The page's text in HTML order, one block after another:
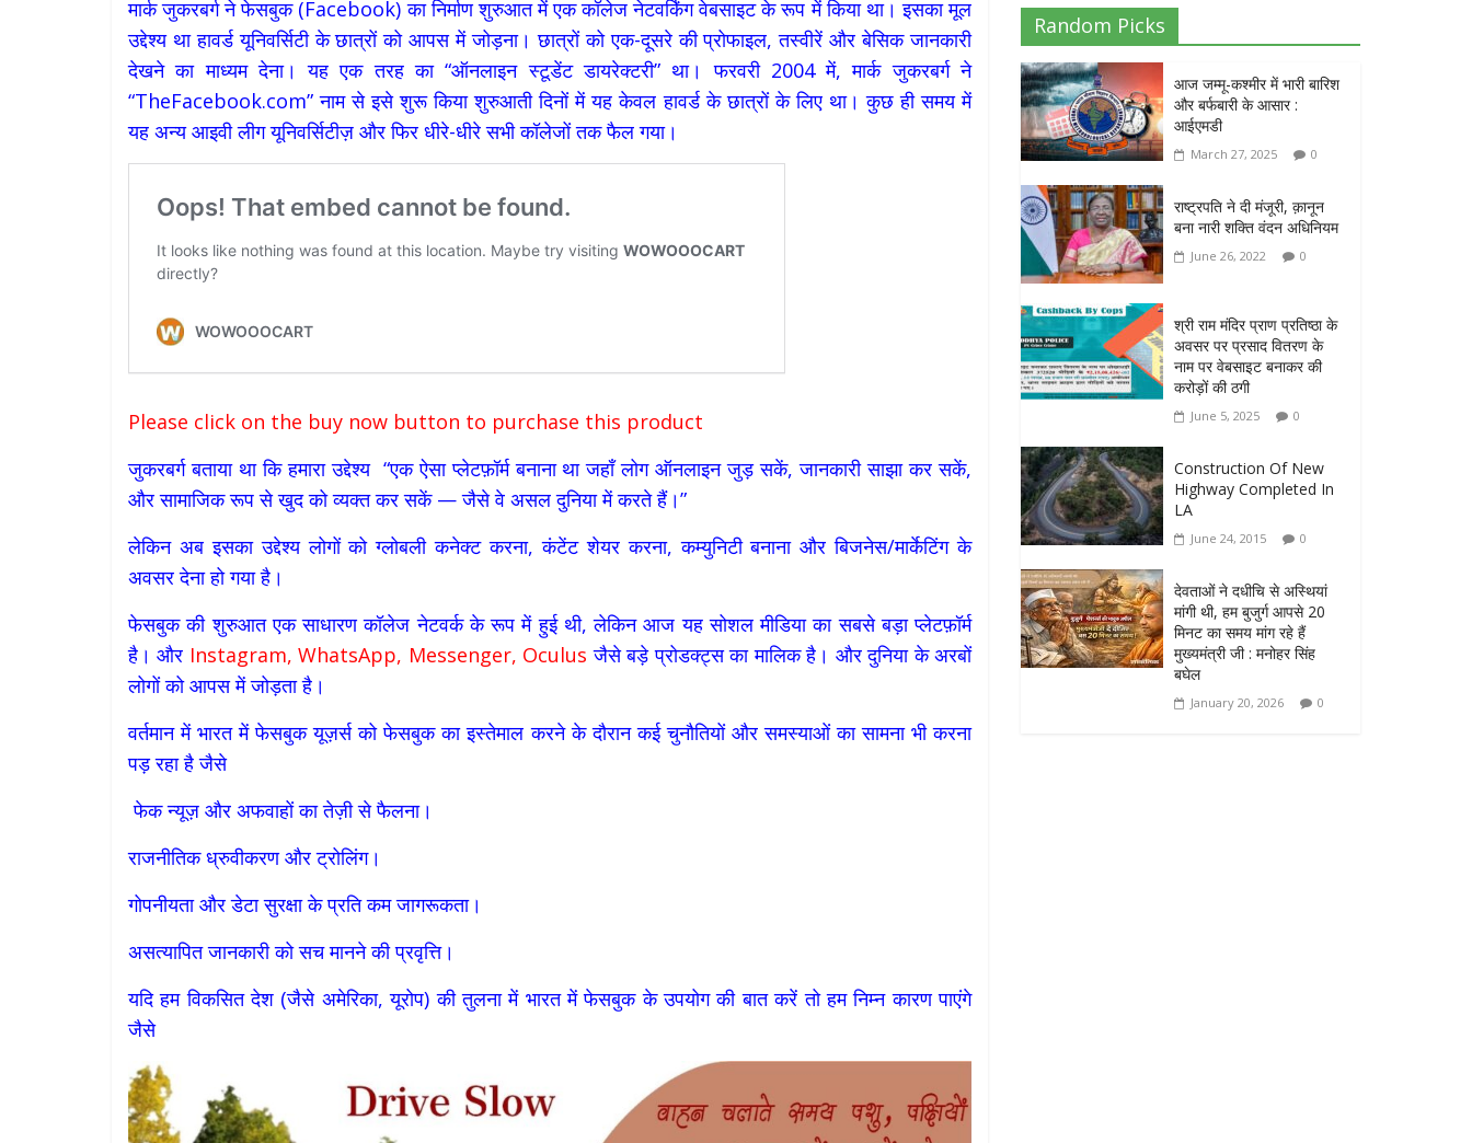
मार्क जुकरबर्ग ने फेसबुक (Facebook) का निर्माण शुरुआत में एक कॉलेज नेटवर्किंग वेबसाइट के रूप में किया था। इसका मूल
उद्देश्य था हावर्ड यूनिवर्सिटी के छात्रों को आपस में जोड़ना। छात्रों को एक-दूसरे की प्रोफाइल, तस्वीरें और बेसिक जानकारी
देखने का माध्यम देना। यह एक तरह का “ऑनलाइन स्टूडेंट डायरेक्टरी” था। फरवरी 2004 में, मार्क जुकरबर्ग ने
“TheFacebook.com” नाम से इसे शुरू किया शुरुआती दिनों में यह केवल हावर्ड के छात्रों के लिए था। कुछ ही समय में
यह अन्य आइवी लीग यूनिवर्सिटीज़ और फिर धीरे-धीरे सभी कॉलेजों तक फैल गया।
Please click on the buy now button to purchase this product
जुकरबर्ग बताया था कि हमारा उद्देश्य “एक ऐसा प्लेटफ़ॉर्म बनाना था जहाँ लोग ऑनलाइन जुड़ सकें, जानकारी साझा कर सकें,
और सामाजिक रूप से खुद को व्यक्त कर सकें — जैसे वे असल दुनिया में करते हैं।”
लेकिन अब इसका उद्देश्य लोगों को ग्लोबली कनेक्ट करना, कंटेंट शेयर करना, कम्युनिटी बनाना और बिजनेस/मार्केटिंग के
अवसर देना हो गया है।
फेसबुक की शुरुआत एक साधारण कॉलेज नेटवर्क के रूप में हुई थी, लेकिन आज यह सोशल मीडिया का सबसे बड़ा प्लेटफ़ॉर्म
है। और Instagram, WhatsApp, Messenger, Oculus जैसे बड़े प्रोडक्ट्स का मालिक है। और दुनिया के अरबों
लोगों को आपस में जोड़ता है।
वर्तमान में भारत में फेसबुक यूज़र्स को फेसबुक का इस्तेमाल करने के दौरान कई चुनौतियों और समस्याओं का सामना भी करना
पड़ रहा है जैसे
फेक न्यूज़ और अफवाहों का तेज़ी से फैलना।
राजनीतिक ध्रुवीकरण और ट्रोलिंग।
गोपनीयता और डेटा सुरक्षा के प्रति कम जागरूकता।
असत्यापित जानकारी को सच मानने की प्रवृत्ति।
यदि हम विकसित देश (जैसे अमेरिका, यूरोप) की तुलना में भारत में फेसबुक के उपयोग की बात करें तो हम निम्न कारण पाएंगे
जैसे
Random Picks
आज जम्मू-कश्मीर में भारी बारिश
और बर्फबारी के आसार :
आईएमडी
March 27, 2025 0
राष्ट्रपति ने दी मंजूरी, क़ानून
बना नारी शक्ति वंदन अधिनियम
June 26, 2022 0
श्री राम मंदिर प्राण प्रतिष्ठा के
अवसर पर प्रसाद वितरण के
नाम पर वेबसाइट बनाकर की
करोड़ों की ठगी
June 5, 2025 0
Construction Of New
Highway Completed In
LA
June 24, 2015 0
देवताओं ने दधीचि से अस्थियां
मांगी थी, हम बुजुर्ग आपसे 20
मिनट का समय मांग रहे हैं
मुख्यमंत्री जी : मनोहर सिंह
बघेल
January 20, 2026 0